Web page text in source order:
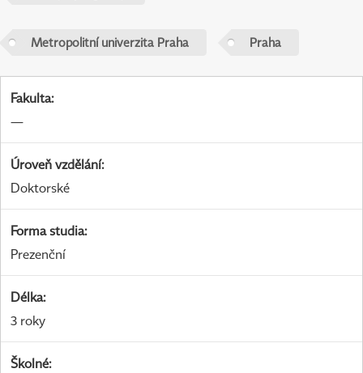
Metropolitní univerzita Praha Praha
Fakulta:
—
Úroveň vzdělání:
Doktorské
Forma studia:
Prezenční
Délka:
3 roky
Školné: